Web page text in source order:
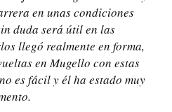
en unas condiciones
duda será útil en las
llegó realmente en forma,
en Mugello con estas
es fácil y él ha estado muy